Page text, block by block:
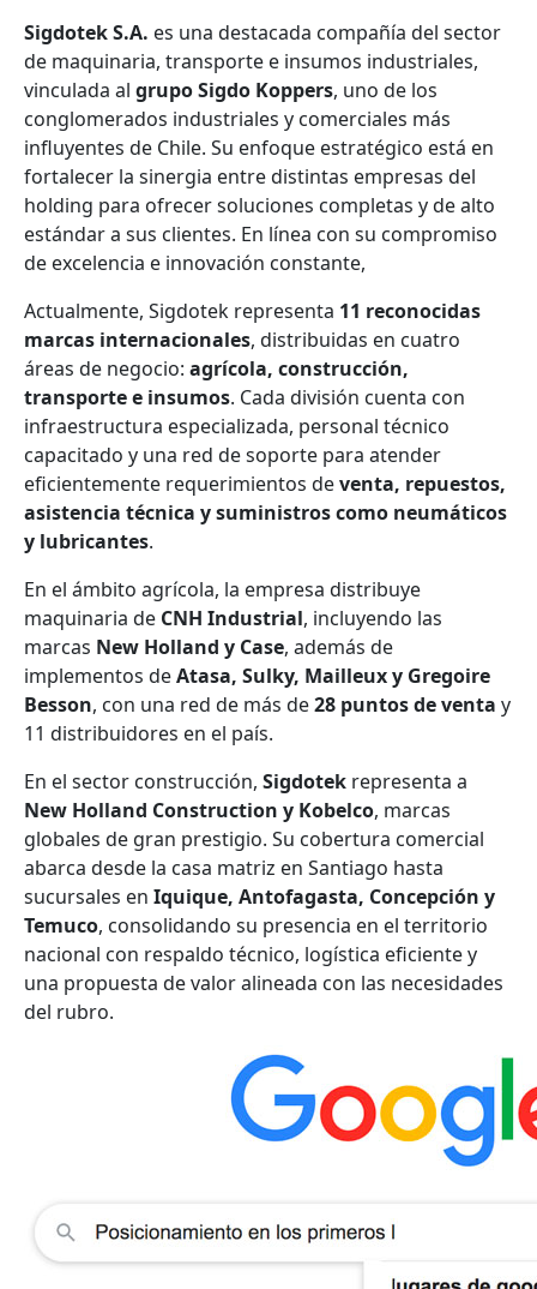
Sigdotek S.A. es una destacada compañía del sector
de maquinaria, transporte e insumos industriales,
vinculada al grupo Sigdo Koppers, uno de los
conglomerados industriales y comerciales más
influyentes de Chile. Su enfoque estratégico está en
fortalecer la sinergia entre distintas empresas del
holding para ofrecer soluciones completas y de alto
estándar a sus clientes. En línea con su compromiso
de excelencia e innovación constante,
Actualmente, Sigdotek representa 11 reconocidas
marcas internacionales, distribuidas en cuatro
áreas de negocio: agrícola, construcción,
transporte e insumos. Cada división cuenta con
infraestructura especializada, personal técnico
capacitado y una red de soporte para atender
eficientemente requerimientos deventa, repuestos,
asistencia técnica y suministros como neumáticos
y lubricantes.
En el ámbito agrícola, la empresa distribuye
maquinaria de CNH Industrial, incluyendo las
marcas New Holland y Case, además de
implementos deAtasa, Sulky, Mailleux y Gregoire
Besson, con una red de más de28 puntos de venta y
11 distribuidores en el país.
En el sector construcción, Sigdotek representa a
New Holland Construction y Kobelco, marcas
globales de gran prestigio. Su cobertura comercial
abarca desde la casa matriz en Santiago hasta
sucursales en Iquique, Antofagasta, Concepción y
Temuco, consolidando su presencia en el territorio
nacional con respaldo técnico, logística eficiente y
una propuesta de valor alineada con las necesidades
del rubro.